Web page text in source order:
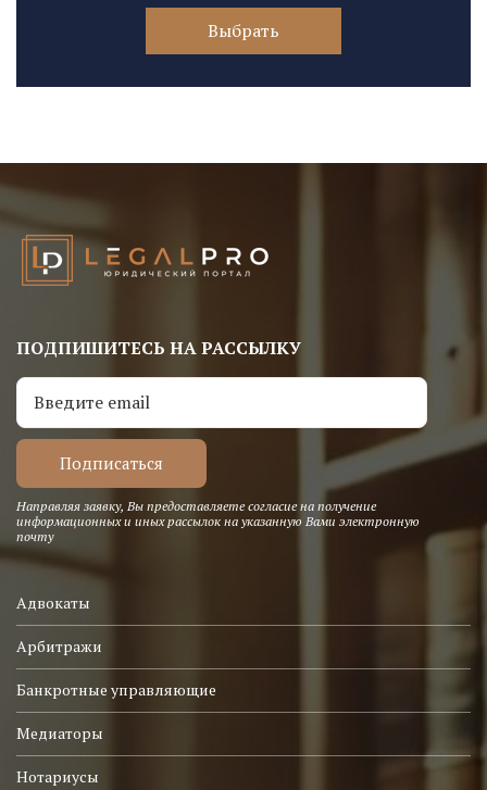
Выбрать
ПОДПИШИТЕСЬ НА РАССЫЛКУ
Направляя заявку, Вы предоставляете согласие на получение
информационных и иных рассылок на указанную Вами электронную
почту
Адвокаты
Арбитражи
Банкротные управляющие
Медиаторы
Нотариусы